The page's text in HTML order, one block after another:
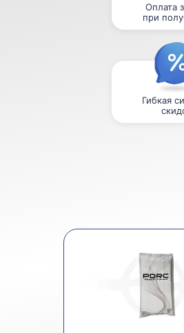
Оплата
при
Гибкая